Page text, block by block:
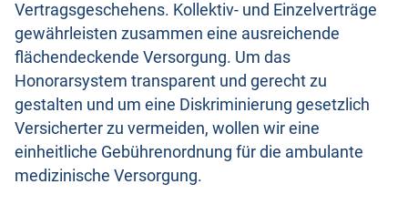
Vertragsgeschehens. Kollektiv- und Einzelverträge
gewährleisten zusammen eine ausreichende
flächendeckende Versorgung. Um das
Honorarsystem transparent und gerecht zu
gestalten und um eine Diskriminierung gesetzlich
Versicherter zu vermeiden, wollen wir eine
einheitliche Gebührenordnung für die ambulante
medizinische Versorgung.